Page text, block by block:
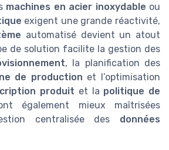
machines en acier inoxydable ou
exigent une grande réactivité,
automatisé devient un atout
de solution facilite la gestion des
, la planification des
de production et l’optimisation
produit et la politique de
également mieux maîtrisées
centralisée des données